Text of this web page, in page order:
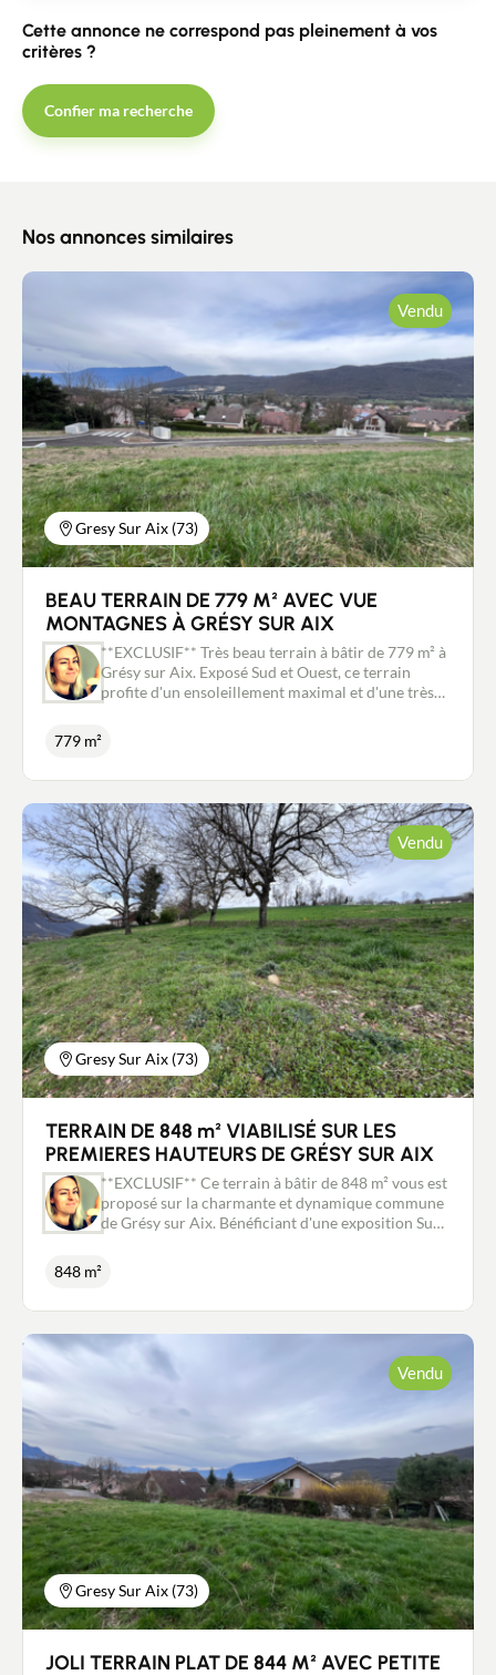
Cette annonce ne correspond pas pleinement à vos
critères ?
Confier ma recherche
Nos annonces similaires
Gresy Sur Aix (73)
Vendu
BEAU TERRAIN DE 779 M² AVEC VUE
MONTAGNES À GRÉSY SUR AIX
**EXCLUSIF** Très beau terrain à bâtir de 779 m² à
Grésy sur Aix. Exposé Sud et Ouest, ce terrain
profite d'un ensoleillement maximal et d'une très
(eau, gaz, électricité, assainissement, fibre) et libre
de constructeur. Pour ne pas passer à côté de cette
superbe opportunité contactez moi sans tarder et
nous conviendrons ensemble d'une visite. Les
informations sur les risques auxquels ce bien est
exposé sont disponibles sur le site Géorisques :
www.georisques.gouv.fr Contact: Stéphanie
Couillandeau au 06.08.04.02.27. Mandataire
immobilier New Deal Immobilier inscrit au RSAC
de Chambéry n°881 196 183.
779 m²
Gresy Sur Aix (73)
Vendu
TERRAIN DE 848 m² VIABILISÉ SUR LES
PREMIERES HAUTEURS DE GRÉSY SUR AIX
**EXCLUSIF** Ce terrain à bâtir de 848 m² vous est
proposé sur la charmante et dynamique commune
de Grésy sur Aix. Bénéficiant d'une exposition Sud
vendu entièrement viabilisé (eau, gaz, électricité,
assainissement, fibre) et libre de constructeur.
Pour ne pas passer à côté de cette opportunité
contactez moi sans tarder et nous conviendrons
ensemble d'une visite. Les informations sur les
risques auxquels ce bien est exposé sont
disponibles sur le site Géorisques :
www.georisques.gouv.fr Contact: Stéphanie
Couillandeau au 06.08.04.02.27. Mandataire
immobilier New Deal Immobilier inscrit au RSAC
de Chambéry n°881 196 183.
848 m²
Gresy Sur Aix (73)
Vendu
JOLI TERRAIN PLAT DE 844 M² AVEC PETITE